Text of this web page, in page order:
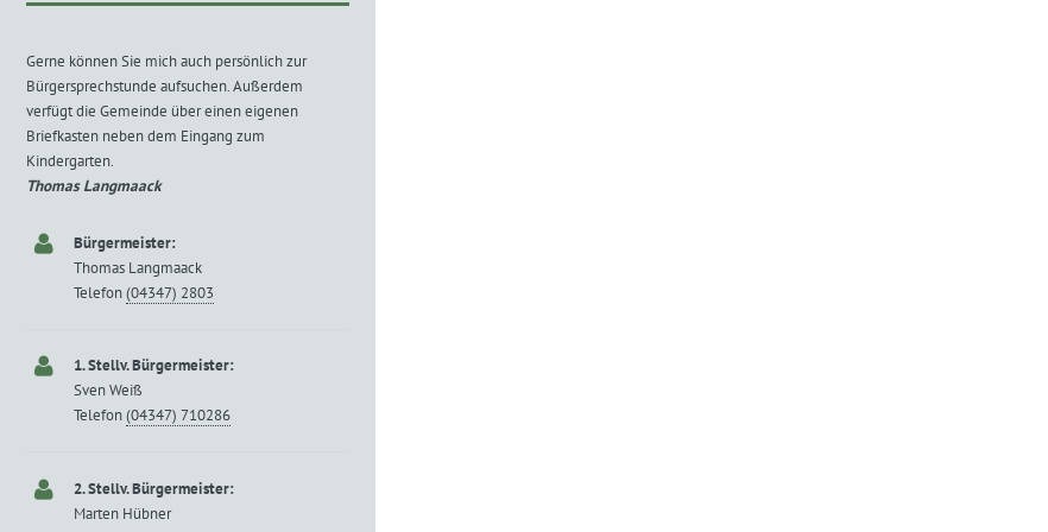
Gerne können Sie mich auch persönlich zur
Bürgersprechstunde aufsuchen. Außerdem
verfügt die Gemeinde über einen eigenen
Briefkasten neben dem Eingang zum
Kindergarten.
Thomas Langmaack
Bürgermeister:
Thomas Langmaack
Telefon(04347) 2803
1. Stellv. Bürgermeister:
Sven Weiß
Telefon(04347) 710286
2. Stellv. Bürgermeister:
Marten Hübner